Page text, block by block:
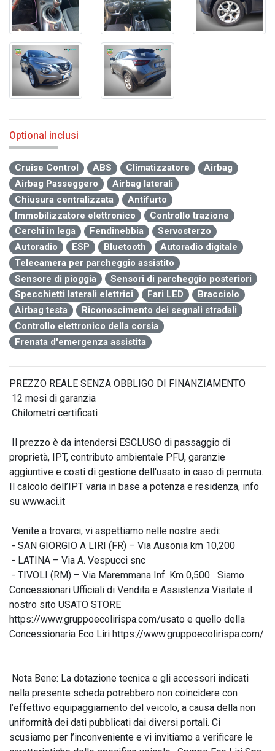
Optional inclusi
Cruise Control ABS Climatizzatore
Airbag
Airbag Passeggero
Airbag laterali
Chiusura centralizzata
Antifurto
Immobilizzatore elettronico
Controllo trazione
Cerchi in lega
Fendinebbia
Servosterzo
Autoradio
ESP Bluetooth
Autoradio digitale
Telecamera per parcheggio assistito
Sensore di pioggia
Sensori di parcheggio posteriori
Specchietti laterali elettrici
Fari LED
Bracciolo
Airbag testa
Riconoscimento dei segnali stradali
Controllo elettronico della corsia
Frenata d'emergenza assistita
PREZZO REALE SENZA OBBLIGO DI FINANZIAMENTO
proprietà, IPT, contributo ambientale PFU, garanzie
aggiuntive e costi di gestione dell'usato in caso di permuta.
Il calcolo dell’IPT varia in base a potenza e residenza, info
su www.aci.it
Concessionari Ufficiali di Vendita e Assistenza Visitate il
nostro sito USATO STORE
https://www.gruppoecolirispa.com/usato e quello della
Concessionaria Eco Liri https://www.gruppoecolirispa.com/
nella presente scheda potrebbero non coincidere con
l’effettivo equipaggiamento del veicolo, a causa della non
uniformità dei dati pubblicati dai diversi portali. Ci
scusiamo per l’inconveniente e vi invitiamo a verificare le